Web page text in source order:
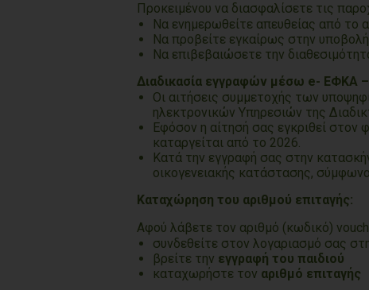
Προκειμένου να διασφαλίσετε τις
Να ενημερωθείτε απευθείας από το
Να προβείτε εγκαίρως στην
Να επιβεβαιώσετε την
Διαδικασία εγγραφών μέσω e- ΕΦΚΑ –
Οι αιτήσεις συμμετοχής των
ηλεκτρονικών Υπηρεσιών της
Εφόσον η αίτησή σας εγκριθεί
καταργείται από το 2026.
Κατά την εγγραφή σας στην
οικογενειακής κατάστασης,
Καταχώρηση του αριθμού επιταγής:
Αφού λάβετε τον αριθμό (κωδικό)
συνδεθείτε στον λογαριασμό σας
βρείτε την εγγραφή του παιδιού
καταχωρήστε τον αριθμό επιταγής